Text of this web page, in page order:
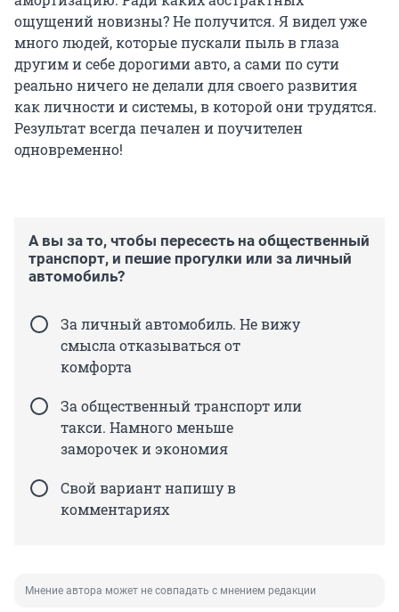
ощущений новизны? Не получится. Я видел уже
много людей, которые пускали пыль в глаза
другим и себе дорогими авто, а сами по сути
реально ничего не делали для своего развития
как личности и системы, в которой они трудятся.
Результат всегда печален и поучителен
одновременно!
А вы за то, чтобы пересесть на общественный
транспорт, и пешие прогулки или за личный
автомобиль?
За личный автомобиль. Не вижу
смысла отказываться от
комфорта
За общественный транспорт или
такси. Намного меньше
заморочек и экономия
Свой вариант напишу в
комментариях
Мнение автора может не совпадать с мнением редакции